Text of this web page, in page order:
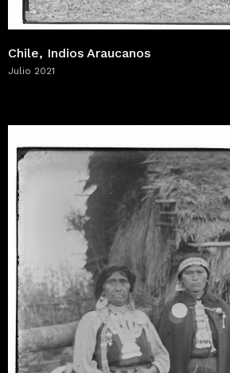
Chile, Indios Araucanos
Julio 2021